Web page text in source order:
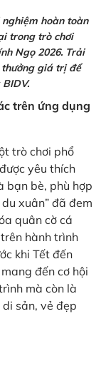
hoàn toàn
trong trò chơi
Ngọ 2026. Trải
giá trị để
trên ứng dụng
trò chơi phổ
yêu thích
bạn bè, phù hợp
xuân” đã đem
quân cờ cá
hành trình
khi Tết đến
đến cơ hội
mà còn là
sản, vẻ đẹp